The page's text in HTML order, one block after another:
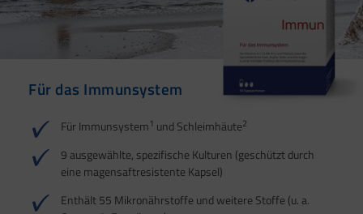
Für das Immunsystem
Für Immunsystem1 und Schleimhäute2
9 ausgewählte, spezifische Kulturen (geschützt durch
eine magensaftresistente Kapsel)
Enthält 55 Mikronährstoffe und weitere Stoffe (u. a.
Für Haut, Haare und
4
Für Ihre natürliche